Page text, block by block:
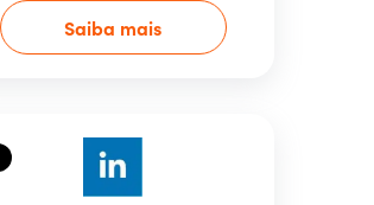
Saiba mais